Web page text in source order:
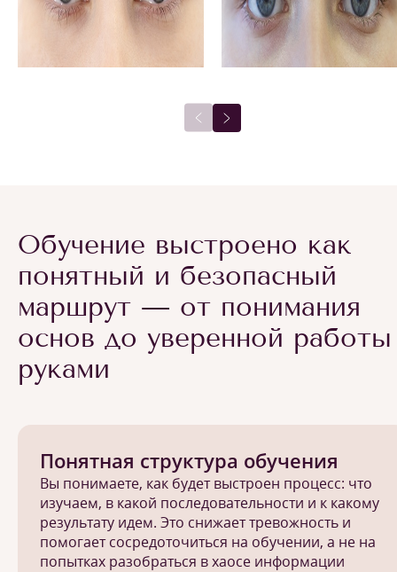
Обучение выстроено как
понятный и безопасный
маршрут — от понимания
основ до уверенной работы
руками
Понятная структура обучения
Вы понимаете, как будет выстроен процесс: что
изучаем, в какой последовательности и к какому
результату идем. Это снижает тревожность и
помогает сосредоточиться на обучении, а не на
попытках разобраться в хаосе информации